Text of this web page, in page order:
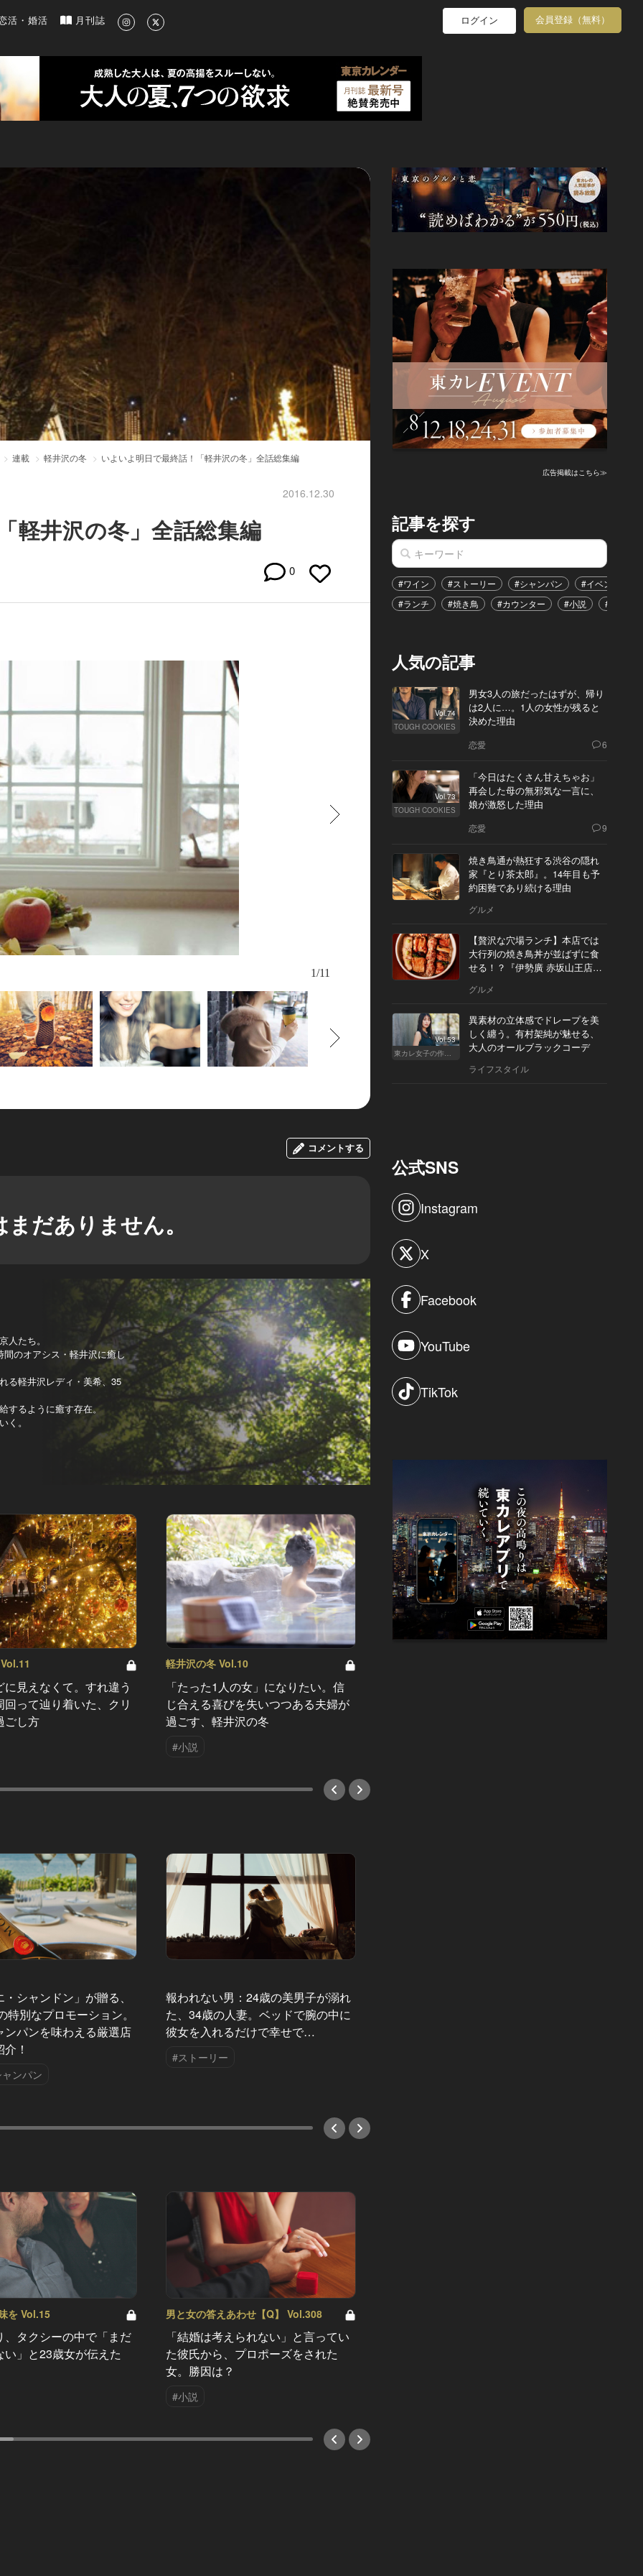
ルメ、洗練されたライフスタイル情報
活・婚活 月刊誌 ログイン 会員登録（無料）
連載 軽井沢の冬 いよいよ明日で最終話！「軽井沢の冬」全話総集編
2016.12.30
軽井沢の冬」全話総集編
0
1/11
コメントする
だありません。
たち。
のオアシス・軽井沢に癒し
る軽井沢レディ・美希、35
するように癒す存在。
く。
見えなくて。すれ違う
って辿り着いた、クリ
ごし方
軽井沢の冬 Vol.10
「たった1人の女」になりたい。信
じ合える喜びを失いつつある夫婦が
過ごす、軽井沢の冬
#小説
シャンドン」が贈る、
特別なプロモーション。
ンパンを味わえる厳選店
！
ンパン
報われない男：24歳の美男子が溺れ
た、34歳の人妻。ベッドで腕の中に
彼女を入れるだけで幸せで…
#ストーリー
を Vol.15
、タクシーの中で「まだ
い」と23歳女が伝えた
男と女の答えあわせ【Q】 Vol.308
「結婚は考えられない」と言ってい
た彼氏から、プロポーズをされた
女。勝因は？
#小説
広告掲載はこちら≫
記事を探す
#ワイン #ストーリー #シャンパン #イベント
#ランチ
#焼き鳥 #カウンター #小説 #恋愛
人気の記事
Vol.74
TOUGH COOKIES
男女3人の旅だったはずが、帰り
は2人に…。1人の女性が残ると
決めた理由
恋愛 6
Vol.73
TOUGH COOKIES
「今日はたくさん甘えちゃお」
再会した母の無邪気な一言に、
娘が激怒した理由
恋愛 9
焼き鳥通が熱狂する渋谷の隠れ
家『とり茶太郎』。14年目も予
約困難であり続ける理由
グルメ
【贅沢な穴場ランチ】本店では
大行列の焼き鳥丼が並ばずに食
せる！？『伊勢廣 赤坂山王店』
グルメ
Vol.53
東カレ女子の作り方
異素材の立体感でドレープを美
しく纏う。有村架純が魅せる、
大人のオールブラックコーデ
ライフスタイル
公式SNS
Instagram
X
Facebook
YouTube
TikTok